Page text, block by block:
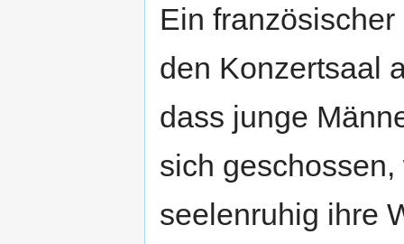
Ein
den Konzertsaal
dass junge
sich
seelenruhig ihre